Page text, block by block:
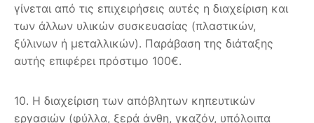
γίνεται από τις επιχειρήσεις αυτές η διαχείριση και
των άλλων υλικών συσκευασίας (πλαστικών,
ξύλινων ή μεταλλικών). Παράβαση της διάταξης
αυτής επιφέρει πρόστιμο 100€.
10. Η διαχείριση των απόβλητων κηπευτικών
εργασιών (φύλλα, ξερά άνθη, γκαζόν, υπόλοιπα